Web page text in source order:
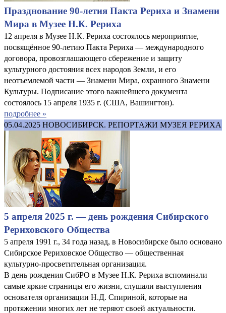
Празднование 90-летия Пакта Рериха и Знамени
Мира в Музее Н.К. Рериха
12 апреля в Музее Н.К. Рериха состоялось мероприятие,
посвящённое 90-летию Пакта Рериха — международного
договора, провозглашающего сбережение и защиту
культурного достояния всех народов Земли, и его
неотъемлемой части — Знамени Мира, охранного Знамени
Культуры. Подписание этого важнейшего документа
состоялось 15 апреля 1935 г. (США, Вашингтон).
подробнее »
05.04.2025 НОВОСИБИРСК. РЕПОРТАЖИ МУЗЕЯ РЕРИХА
5 апреля 2025 г. — день рождения Сибирского
Рериховского Общества
5 апреля 1991 г., 34 года назад, в Новосибирске было основано
Сибирское Рериховское Общество — общественная
культурно-просветительная организация.
В день рождения СибРО в Музее Н.К. Рериха вспоминали
самые яркие страницы его жизни, слушали выступления
основателя организации Н.Д. Спириной, которые на
протяжении многих лет не теряют своей актуальности.